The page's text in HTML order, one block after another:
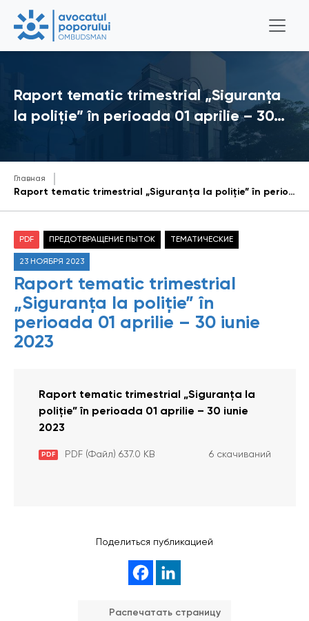
Raport tematic trimestrial „Siguranța
la poliție” în perioada 01 aprilie – 30…
Главная
Raport tematic trimestrial „Siguranța la poliție” în perioada 01 aprilie – 30 iunie 2023
PDF ПРЕДОТВРАЩЕНИЕ ПЫТОК ТЕМАТИЧЕСКИЕ
23 НОЯБРЯ 2023
Raport tematic trimestrial
„Siguranța la poliție” în
perioada 01 aprilie – 30 iunie
2023
Raport tematic trimestrial „Siguranța la
poliție” în perioada 01 aprilie – 30 iunie
2023
PDF PDF (Файл) 637.0 KB 6 скачиваний
Поделиться публикацией
Распечатать страницу